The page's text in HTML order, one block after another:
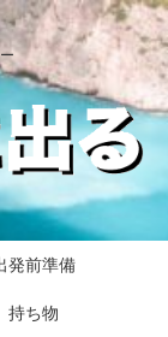
発前準備
持ち物